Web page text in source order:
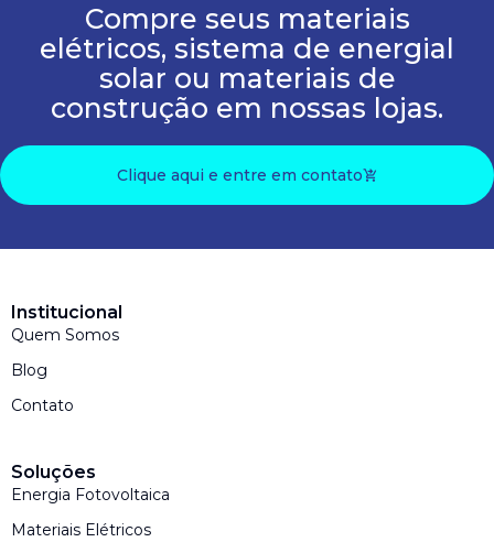
Compre seus materiais
elétricos, sistema de energial
solar ou materiais de
construção em nossas lojas.
Clique aqui e entre em contato
Institucional
Quem Somos
Blog
Contato
Soluções
Energia Fotovoltaica
Materiais Elétricos